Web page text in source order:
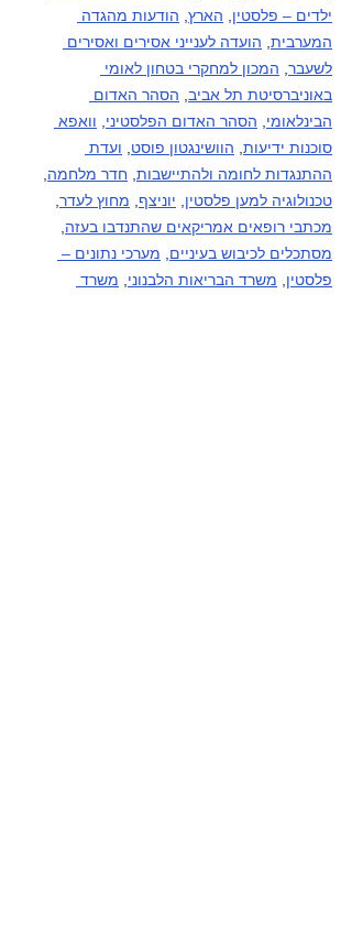
ילדים – פלסטין, הארץ, הודעות מהגדה
המערבית, הועדה לענייני אסירים ואסירים
לשעבר, המכון למחקרי בטחון לאומי
באוניברסיטת תל אביב, הסהר האדום
הבינלאומי, הסהר האדום הפלסטיני, וואפא
סוכנות ידיעות, הוושינגטון פוסט, ועדת
ההתנגדות לחומה ולהתיישבות, חדר מלחמה,
טכנולוגיה למען פלסטין, יוניצף, מחוץ לעדר,
מכתבי רופאים אמריקאים שהתנדבו בעזה,
מסתכלים לכיבוש בעיניים, מערכי נתונים –
פלסטין, משרד הבריאות הלבנוני, משרד